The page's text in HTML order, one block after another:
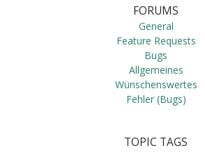
FORUMS
General
Feature Requests
Bugs
Allgemeines
Wünschenswertes
Fehler (Bugs)
TOPIC TAGS